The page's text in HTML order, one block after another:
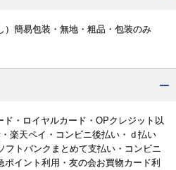
）簡易包装・無地・粗品・包装のみ
・ロイヤルカード・OPクレジット以
楽天ペイ・コンビニ後払い・ｄ払い
フトバンクまとめて支払い・コンビニ
ポイント利用・友の会お買物カード利